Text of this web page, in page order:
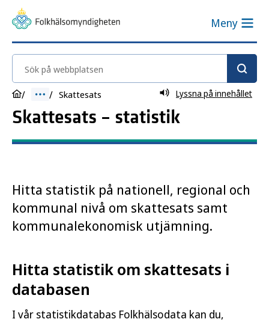
Meny
Sök på webbplatsen
Skattesats Lyssna på innehållet
Skattesats – statistik
Hitta statistik på nationell, regional och
kommunal nivå om skattesats samt
kommunalekonomisk utjämning.
Hitta statistik om skattesats i
databasen
I vår statistikdatabas Folkhälsodata kan du,